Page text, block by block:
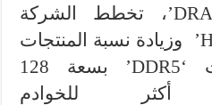
وبالنسبة لذاكرة ‘DRAM’، تخطط الشركة
لتوسيع مبيعات’HBM3E’ وزيادة نسبة المنتجات
الفاخرة مثل وحدات ‘DDR5’ بسعة 128
للخوادم